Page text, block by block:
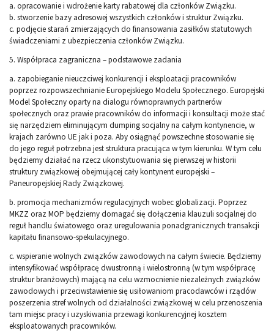
a. opracowanie i wdrożenie karty rabatowej dla członków Związku.
b. stworzenie bazy adresowej wszystkich członków i struktur Związku.
c. podjęcie starań zmierzających do finansowania zasiłków statutowych
świadczeniami z ubezpieczenia członków Związku.
5. Współpraca zagraniczna – podstawowe zadania
a. zapobieganie nieuczciwej konkurencji i eksploatacji pracowników
poprzez rozpowszechnianie Europejskiego Modelu Społecznego. Europejski
Model Społeczny oparty na dialogu równoprawnych partnerów
społecznych oraz prawie pracowników do informacji i konsultacji może stać
się narzędziem eliminującym dumping socjalny na całym kontynencie, w
krajach zarówno UE jak i poza. Aby osiągnąć powszechne stosowanie się
do jego reguł potrzebna jest struktura pracująca w tym kierunku. W tym celu
będziemy działać na rzecz ukonstytuowania się pierwszej w historii
struktury związkowej obejmującej cały kontynent europejski –
Paneuropejskiej Rady Związkowej.
b. promocja mechanizmów regulacyjnych wobec globalizacji. Poprzez
MKZZ oraz MOP będziemy domagać się dołączenia klauzuli socjalnej do
reguł handlu światowego oraz uregulowania ponadgranicznych transakcji
kapitału finansowo-spekulacyjnego.
c. wspieranie wolnych związków zawodowych na całym świecie. Będziemy
intensyfikować współpracę dwustronną i wielostronną (w tym współpracę
struktur branżowych) mającą na celu wzmocnienie niezależnych związków
zawodowych i przeciwstawienie się usiłowaniom pracodawców i rządów
poszerzenia stref wolnych od działalności związkowej w celu przenoszenia
tam miejsc pracy i uzyskiwania przewagi konkurencyjnej kosztem
eksploatowanych pracowników.